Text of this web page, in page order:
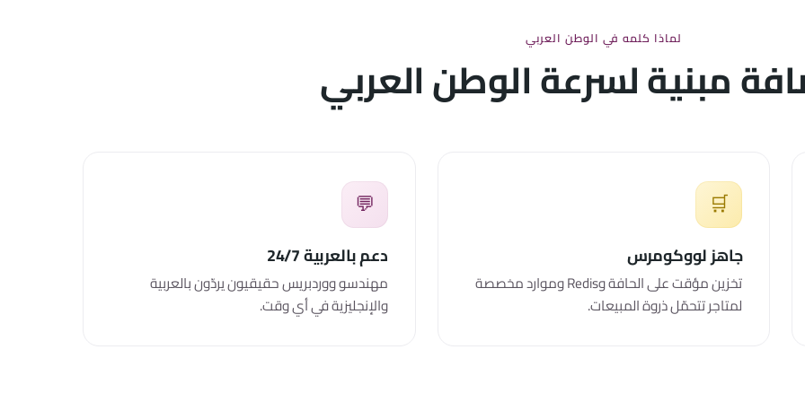
لماذا كلمه في الوطن العربي
مبنية لسرعة الوطن العربي
🛒
جاهز لووكومرس
تخزين مؤقت على الحافة وRedis وموارد مخصصة
لمتاجر تتحمّل ذروة المبيعات.
💬
دعم بالعربية 24/7
مهندسو ووردبريس حقيقيون يردّون بالعربية
والإنجليزية في أي وقت.